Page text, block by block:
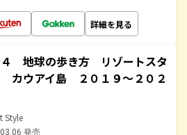
詳細を見る
４ 地球の歩き方 リゾートスタ
カウアイ島 ２０１９～２０２
Style
発売